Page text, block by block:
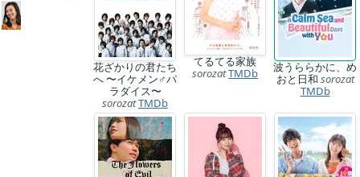
花ざかりの君たち
へ 〜イケメン♂パ
ラダイス〜
sorozatTMDb
てるてる家族
sorozatTMDb
波うららかに、め
おと日和 sorozat
TMDb